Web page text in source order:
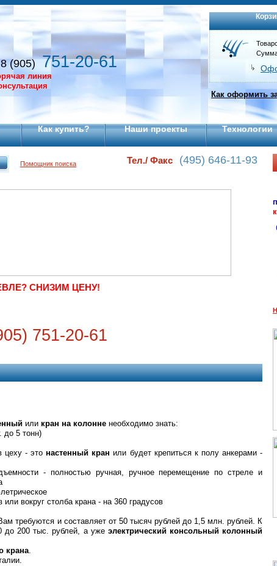
8 (905) 751-20-61
линия
Как оформить
Как купить? Наши проекты Технологии
Помощник поиска Тел./ Факс (495) 646-11-93
СНИЗИМ ЦЕНУ!
751-20-61
или кран на колонне необходимо знать:
до 5 тонн)
цеху - этонастенный кранили будет крепиться к полу анкерами -
- полностью ручная, ручное перемещение по стреле и
вокруг столба крана - на 360 градусов
требуются и составляет от 50 тысяч рублей до 1,5 млн. рублей. К
до 200 тыс. рублей, а уже электрический консольный колонный
крана.